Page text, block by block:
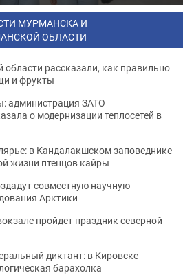
МУРМАНСКА И
ОБЛАСТИ
рассказали, как правильно
и фрукты
администрация ЗАТО
о модернизации теплосетей в
в Кандалакшском заповеднике
жизни птенцов кайры
совместную научную
Арктики
пройдет праздник северной
диктант: в Кировске
барахолка